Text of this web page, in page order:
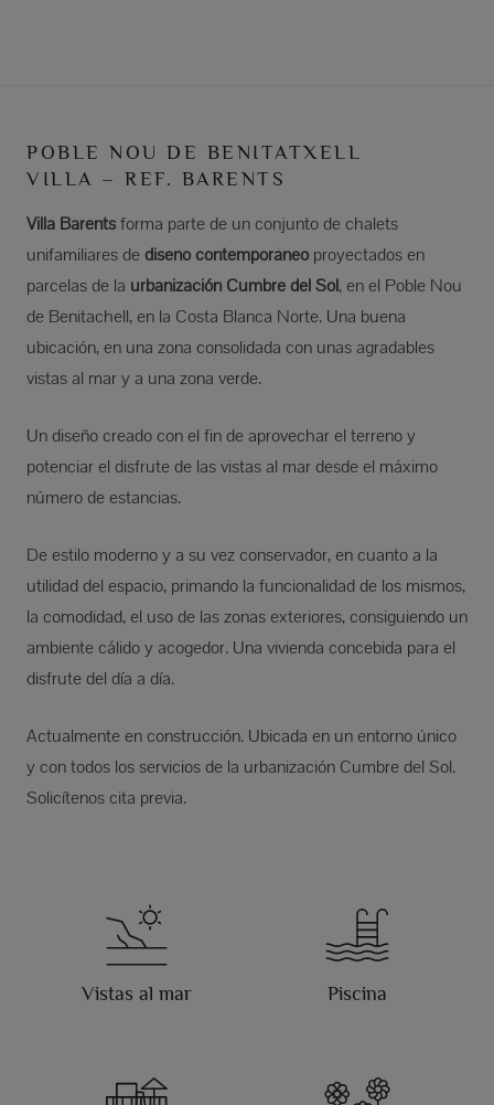
POBLE NOU DE BENITATXELL
VILLA – REF. BARENTS
Villa Barentsforma parte de un conjunto de chalets
unifamiliares dediseño contemporáneo proyectados en
parcelas de la urbanización Cumbre del Sol, en el Poble Nou
de Benitachell, en la Costa Blanca Norte. Una buena
ubicación, en una zona consolidada con unas agradables
vistas al mar y a una zona verde.
Un diseño creado con el fin de aprovechar el terreno y
potenciar el disfrute de las vistas al mar desde el máximo
número de estancias.
De estilo moderno y a su vez conservador, en cuanto a la
utilidad del espacio, primando la funcionalidad de los mismos,
la comodidad, el uso de las zonas exteriores, consiguiendo un
ambiente cálido y acogedor. Una vivienda concebida para el
disfrute del día a día.
Actualmente en construcción. Ubicada en un entorno único
y con todos los servicios de la urbanización Cumbre del Sol.
Solicítenos cita previa.
Vistas al mar Piscina